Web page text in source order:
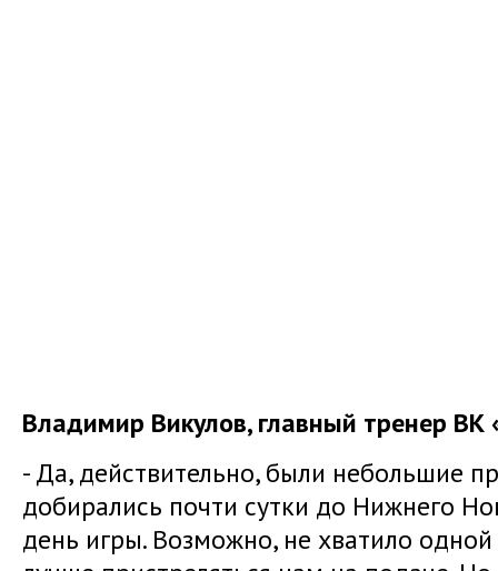
Владимир Викулов, главный тренер ВК
- Да, действительно, были небольшие
добирались почти сутки до Нижнего
день игры. Возможно, не хватило